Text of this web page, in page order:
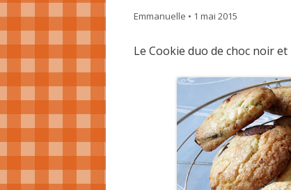
Emmanuelle • 1 mai 2015
Le Cookie duo de choc noir